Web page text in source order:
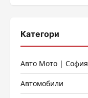
Категори
Авто Мото | София
Автомобили